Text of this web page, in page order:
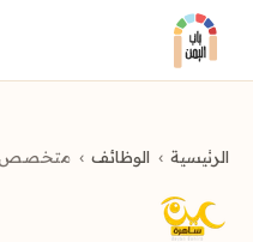
الرئيسية الوظائف متخصص